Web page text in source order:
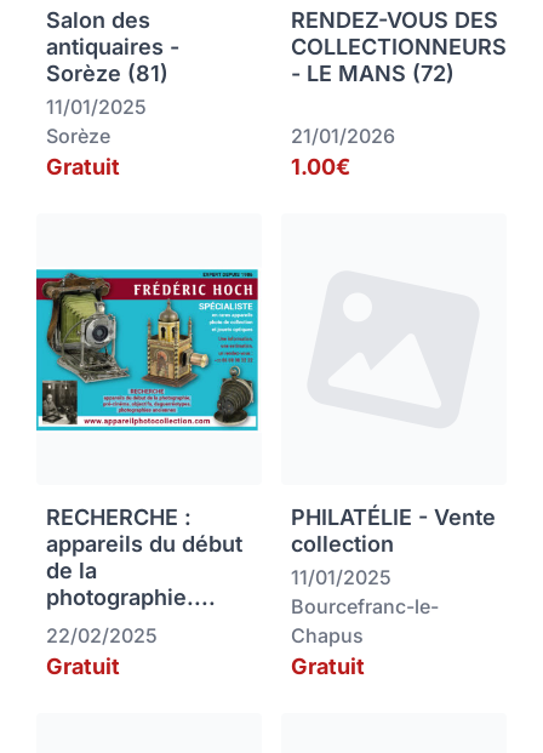
Salon des
antiquaires -
Sorèze (81)
11/01/2025
Sorèze
Gratuit
RENDEZ-VOUS DES
COLLECTIONNEURS
- LE MANS (72)
21/01/2026
1.00€
RECHERCHE :
appareils du début
de la
photographie....
22/02/2025
Gratuit
PHILATÉLIE - Vente
collection
11/01/2025
Bourcefranc-le-
Chapus
Gratuit